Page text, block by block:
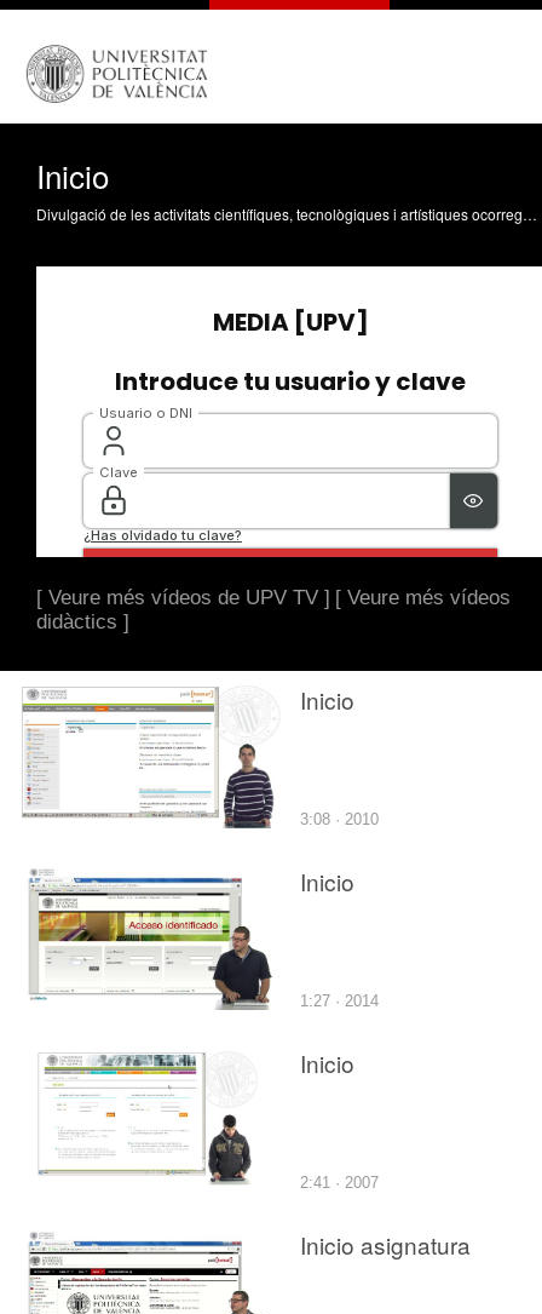
Inicio
Divulgació de les activitats científiques, tecnològiques i artístiques ocorregudes en els tres campus de la UPV
[ Veure més vídeos de UPV TV ] [ Veure més vídeos
didàctics ]
Inicio
3:08 · 2010
Inicio
1:27 · 2014
Inicio
2:41 · 2007
Inicio asignatura